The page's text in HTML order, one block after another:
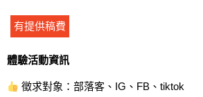
有提供稿費
體驗活動資訊
徵求對象：部落客、IG、FB、tiktok